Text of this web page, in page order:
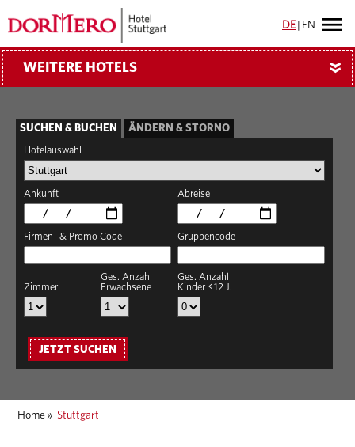
DE EN
WEITERE HOTELS »
SUCHEN & BUCHEN ÄNDERN & STORNO
Hotelauswahl
Ankunft Abreise
Firmen- & Promo Code Gruppencode
Zimmer
Ges. Anzahl
Erwachsene
Ges. Anzahl
Kinder ≤12 J.
JETZT SUCHEN
Home » Stuttgart